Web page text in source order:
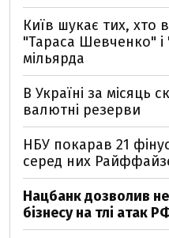
Київ шукає тих, хто
"Тараса Шевченко"
мільярда
В Україні за місяць
валютні резерви
НБУ покарав 21
серед них
Нацбанк дозволив
бізнесу на тлі атак